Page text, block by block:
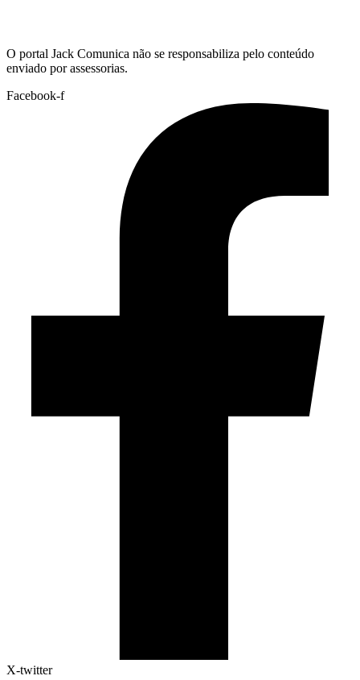
O portal Jack Comunica não se responsabiliza pelo conteúdo
enviado por assessorias.
Facebook-f
X-twitter